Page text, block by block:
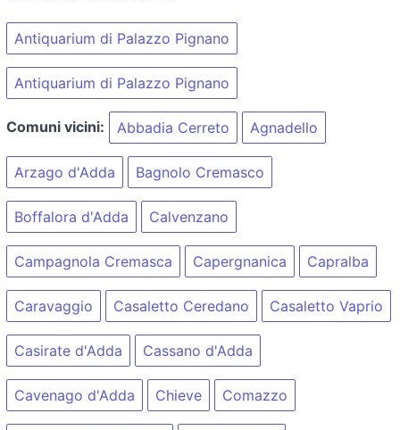
Antiquarium di Palazzo Pignano
Antiquarium di Palazzo Pignano
Comuni vicini: Abbadia Cerreto Agnadello
Arzago d'Adda Bagnolo Cremasco
Boffalora d'Adda Calvenzano
Campagnola Cremasca Capergnanica Capralba
Caravaggio Casaletto Ceredano Casaletto Vaprio
Casirate d'Adda Cassano d'Adda
Cavenago d'Adda Chieve Comazzo